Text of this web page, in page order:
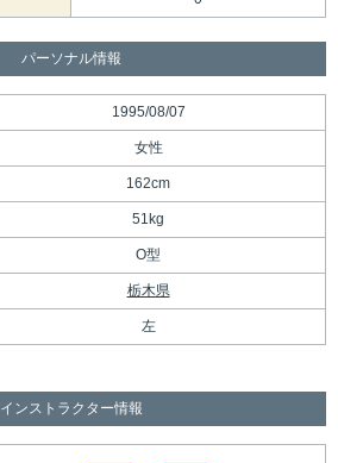
パーソナル情報
1995/08/07
女性
162cm
51kg
O型
栃木県
左
インストラクター情報